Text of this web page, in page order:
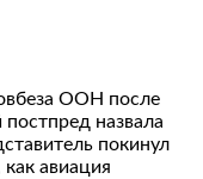
ООН после
назвала
покинул
как авиация